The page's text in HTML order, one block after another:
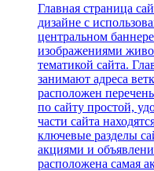
Главная страница
дизайне с
центральном
изображениями
тематикой сайта.
занимают адреса
расположен
по сайту простой,
части сайта
ключевые разделы
акциями и
расположена самая